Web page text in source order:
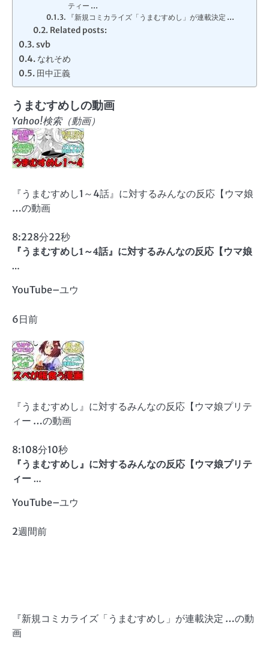
ティー …
『新規コミカライズ「うまむすめし」が連載決定 …
Related posts:
svb
なれそめ
田中正義
うまむすめしの動画
Yahoo!検索（動画）
『うまむすめし1～4話』に対するみんなの反応【ウマ娘
…の動画
8:228分22秒
『うまむすめし1～4話』に対するみんなの反応【ウマ娘
…
YouTube–ユウ
6日前
『うまむすめし』に対するみんなの反応【ウマ娘プリテ
ィー …の動画
8:108分10秒
『うまむすめし 』に対するみんなの反応【ウマ娘プリテ
ィー …
YouTube–ユウ
2週間前
『新規コミカライズ「うまむすめし」が連載決定 …の動
画